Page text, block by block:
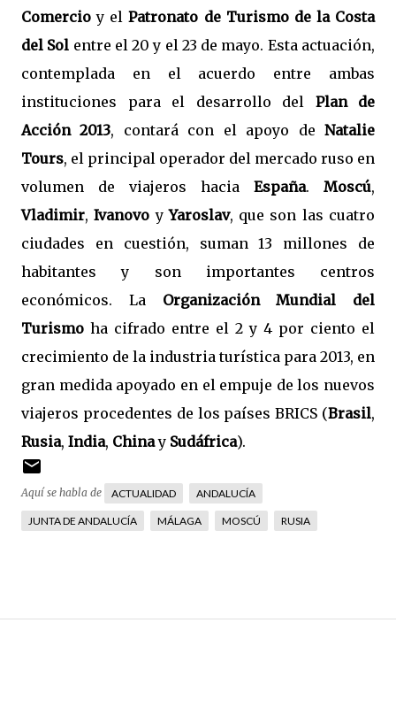
Comercio y elPatronato de Turismo de la Costa
del Sol entre el 20 y el 23 de mayo. Esta actuación,
contemplada en el acuerdo entre ambas
instituciones para el desarrollo del Plan de
Acción 2013, contará con el apoyo deNatalie
Tours, el principal operador del mercado ruso en
volumen de viajeros hacia España. Moscú,
Vladimir,Ivanovo yYaroslav, que son las cuatro
ciudades en cuestión, suman 13 millones de
habitantes y son importantes centros
económicos. La Organización Mundial del
Turismo ha cifrado entre el 2 y 4 por ciento el
crecimiento de la industria turística para 2013, en
gran medida apoyado en el empuje de los nuevos
viajeros procedentes de los países BRICS (Brasil,
Rusia, India, Chinay Sudáfrica).
Aquí se habla de ACTUALIDAD ANDALUCÍA
JUNTA DE ANDALUCÍA MÁLAGA MOSCÚ RUSIA